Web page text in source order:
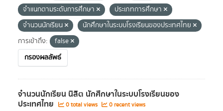
จำแนกตามระดับการศึกษา
ประเภทการศึกษา
จำนวนนักเรียน
นักศึกษาในระบบโรงเรียนของประเทศไทย
การเข้าถึง:
false
กรองผลลัพธ์
จำนวนนักเรียน นิสิต นักศึกษาในระบบโรงเรียนของ
ประเทศไทย 0 total views 0 recent views